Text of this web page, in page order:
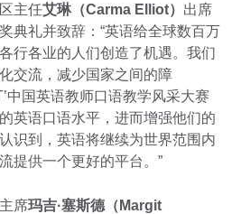
主任艾琳（Carma Elliot） 出席
典礼并致辞：“英语给全球数百万
行各业的人们创造了机遇。我们
交流，减少国家之间的障
中国英语教师口语教学风采大赛
英语口语水平，进而增强他们的
识到，英语将继续为世界范围内
提供一个更好的平台。”
席玛吉·塞斯德（ Margit